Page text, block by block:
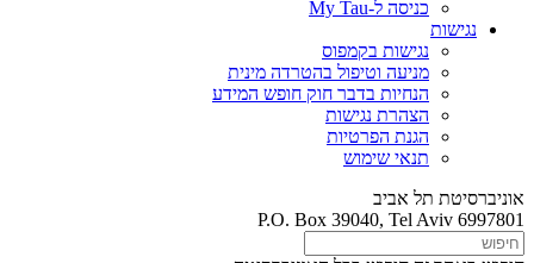
כניסה ל-My Tau
נגישות
נגישות בקמפוס
מניעה וטיפול בהטרדה מינית
הנחיות בדבר חוק חופש המידע
הצהרת נגישות
הגנת הפרטיות
תנאי שימוש
אוניברסיטת תל אביב
P.O. Box 39040, Tel Aviv 6997801